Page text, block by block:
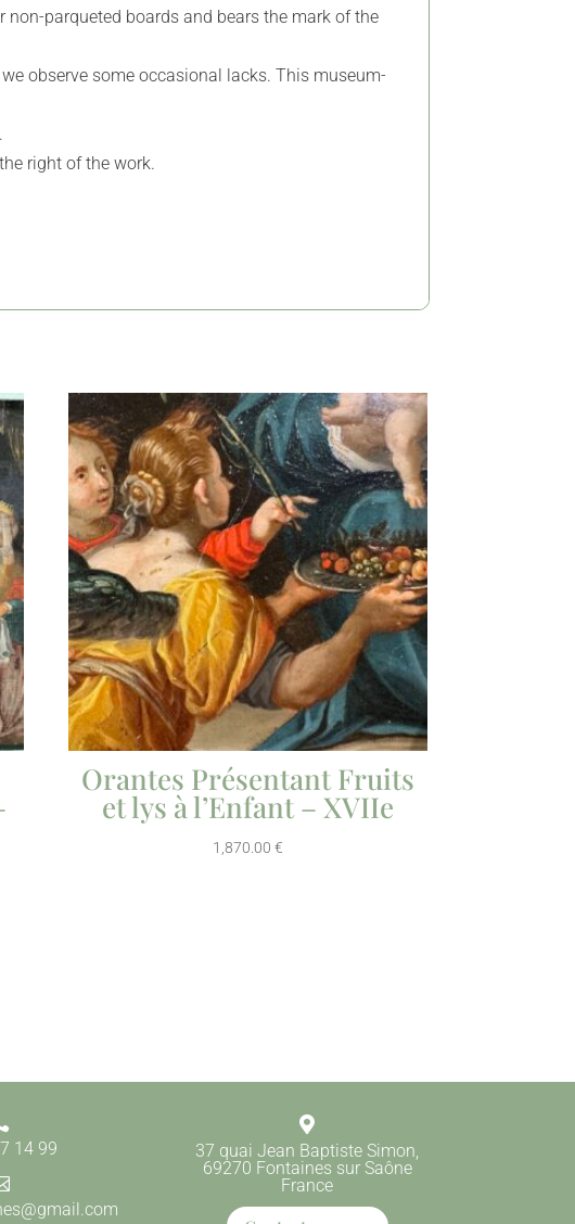
parqueted boards and bears the mark of the
observe some occasional lacks. This museum-
right of the work.
Orantes Présentant Fruits
et lys à l’Enfant – XVIIe
1,870.00€
14 99

37 quai Jean Baptiste Simon,
69270 Fontaines sur Saône
France